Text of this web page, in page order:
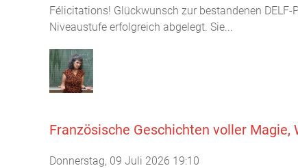
Félicitations! Glückwunsch zur bestandenen
Niveaustufe erfolgreich abgelegt. Sie...
Französische Geschichten voller Magie,
Donnerstag, 09 Juli 2026 19:10